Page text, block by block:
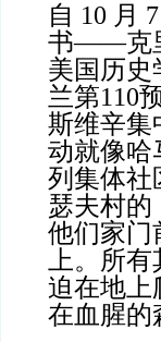
自 10 月
书——克
美国历史
兰第110
斯维辛集
动就像哈
列集体社
瑟夫村的
他们家门
上。所
迫在地上
在血腥的